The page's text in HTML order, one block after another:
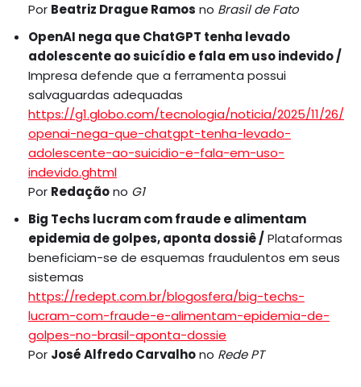
Por Beatriz Drague Ramos no Brasil de Fato
OpenAI nega que ChatGPT tenha levado
adolescente ao suicídio e fala em uso indevido /
Impresa defende que a ferramenta possui
salvaguardas adequadas
https://g1.globo.com/tecnologia/noticia/2025/11/26/
openai-nega-que-chatgpt-tenha-levado-
adolescente-ao-suicidio-e-fala-em-uso-
indevido.ghtml
Por Redaçãono G1
Big Techs lucram com fraude e alimentam
epidemia de golpes, aponta dossiê / Plataformas
beneficiam-se de esquemas fraudulentos em seus
sistemas
https://redept.com.br/blogosfera/big-techs-
lucram-com-fraude-e-alimentam-epidemia-de-
golpes-no-brasil-aponta-dossie
Por José Alfredo Carvalhono Rede PT